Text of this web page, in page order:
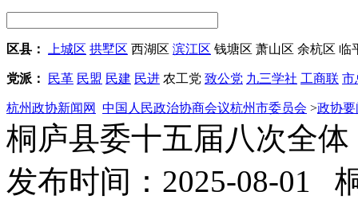
区县： 上城区 拱墅区 西湖区 滨江区 钱塘区 萧山区 余杭区 临
党派： 民革 民盟 民建 民进 农工党 致公党 九三学社 工商联 市
杭州政协新闻网 中国人民政治协商会议杭州市委员会 >政协要
桐庐县委十五届八次全
发布时间：2025-08-01